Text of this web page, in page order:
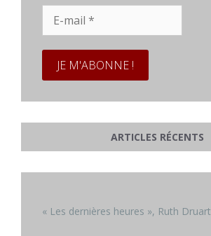
mail
ARTICLES RÉCENTS
« Les dernières heures », Ruth Druart